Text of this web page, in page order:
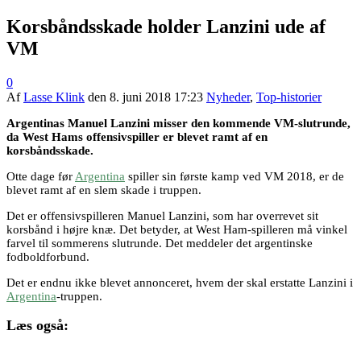
Korsbåndsskade holder Lanzini ude af
VM
0
AfLasse Klink den 8. juni 2018 17:23 Nyheder, Top-historier
Argentinas Manuel Lanzini misser den kommende VM-slutrunde,
da West Hams offensivspiller er blevet ramt af en
korsbåndsskade.
Otte dage før Argentina spiller sin første kamp ved VM 2018, er de
blevet ramt af en slem skade i truppen.
Det er offensivspilleren Manuel Lanzini, som har overrevet sit
korsbånd i højre knæ. Det betyder, at West Ham-spilleren må vinkel
farvel til sommerens slutrunde. Det meddeler det argentinske
fodboldforbund.
Det er endnu ikke blevet annonceret, hvem der skal erstatte Lanzini i
Argentina-truppen.
Læs også: